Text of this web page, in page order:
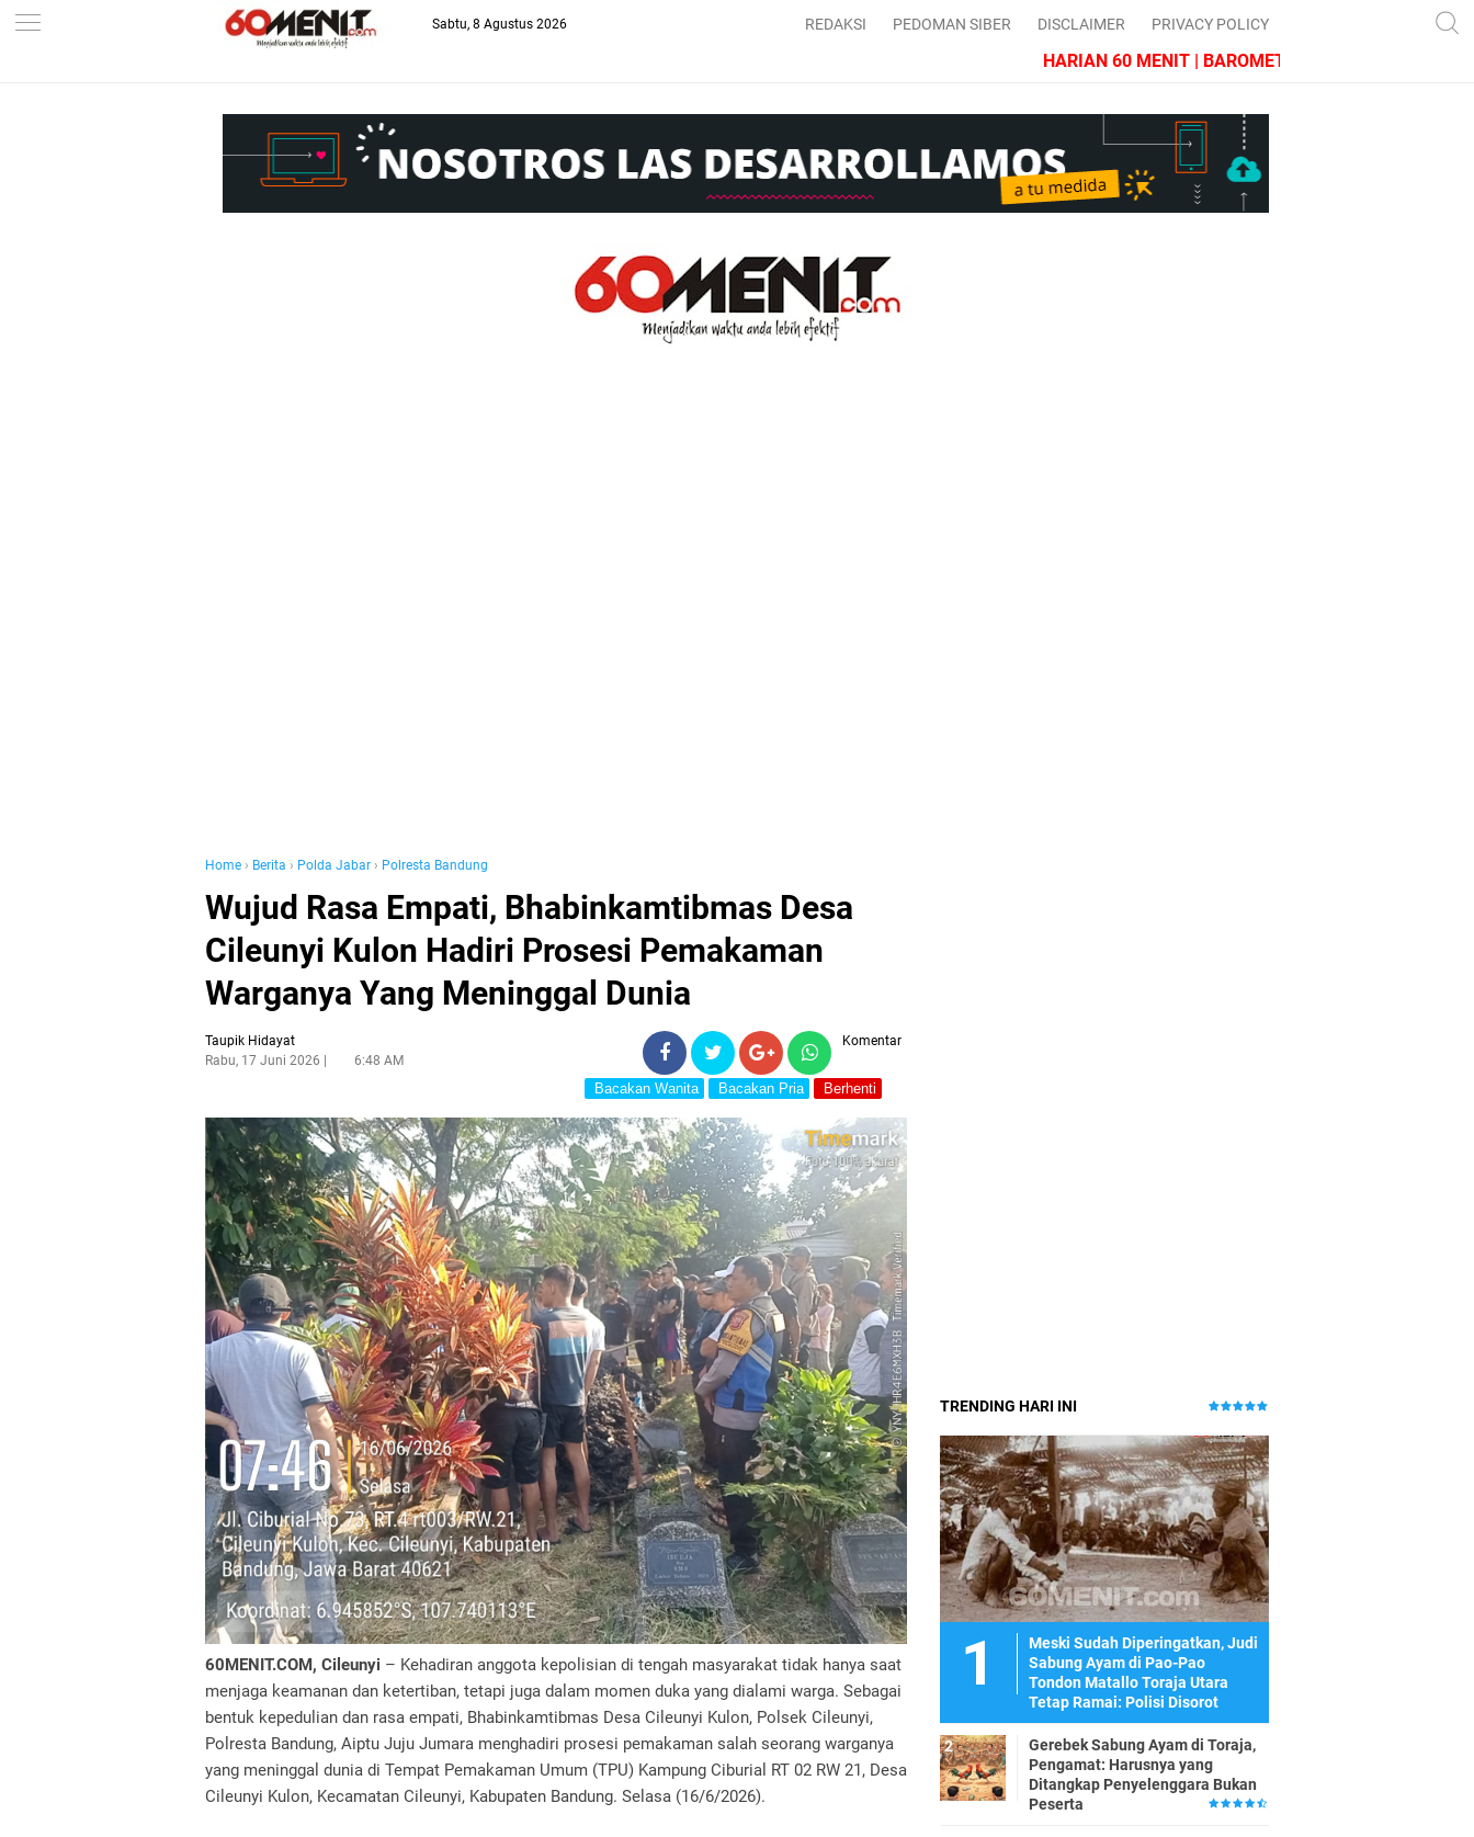
--> Sabtu, 8 Agustus 2026 REDAKSI PEDOMAN SIBER DISCLAIMER PRIVACY POLICY
HARIAN 60 MENIT | BAROMETER JAWA BARAT
Home › Berita › Polda Jabar › Polresta Bandung
Wujud Rasa Empati, Bhabinkamtibmas Desa
Cileunyi Kulon Hadiri Prosesi Pemakaman
Warganya Yang Meninggal Dunia
Taupik Hidayat
Rabu, 17 Juni 2026
6:48 AM
Komentar
Bacakan Wanita Bacakan Pria Berhenti
60MENIT.COM, Cileunyi – Kehadiran anggota kepolisian di tengah masyarakat tidak hanya saat
menjaga keamanan dan ketertiban, tetapi juga dalam momen duka yang dialami warga. Sebagai
bentuk kepedulian dan rasa empati, Bhabinkamtibmas Desa Cileunyi Kulon, Polsek Cileunyi,
Polresta Bandung, Aiptu Juju Jumara menghadiri prosesi pemakaman salah seorang warganya
yang meninggal dunia di Tempat Pemakaman Umum (TPU) Kampung Ciburial RT 02 RW 21, Desa
Cileunyi Kulon, Kecamatan Cileunyi, Kabupaten Bandung. Selasa (16/6/2026).
TRENDING HARI INI
Meski Sudah Diperingatkan, Judi
Sabung Ayam di Pao-Pao
Tondon Matallo Toraja Utara
Tetap Ramai: Polisi Disorot
Gerebek Sabung Ayam di Toraja,
Pengamat: Harusnya yang
Ditangkap Penyelenggara Bukan
Peserta